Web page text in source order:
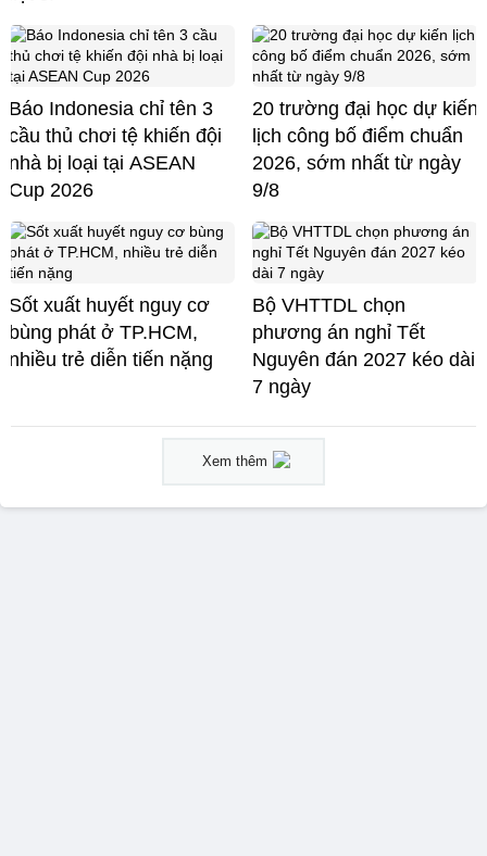
Báo Indonesia chỉ tên 3
cầu thủ chơi tệ khiến đội
nhà bị loại tại ASEAN
Cup 2026
20 trường đại học dự kiến
lịch công bố điểm chuẩn
2026, sớm nhất từ ngày
9/8
Sốt xuất huyết nguy cơ
bùng phát ở TP.HCM,
nhiều trẻ diễn tiến nặng
Bộ VHTTDL chọn
phương án nghỉ Tết
Nguyên đán 2027 kéo dài
7 ngày
Xem thêm